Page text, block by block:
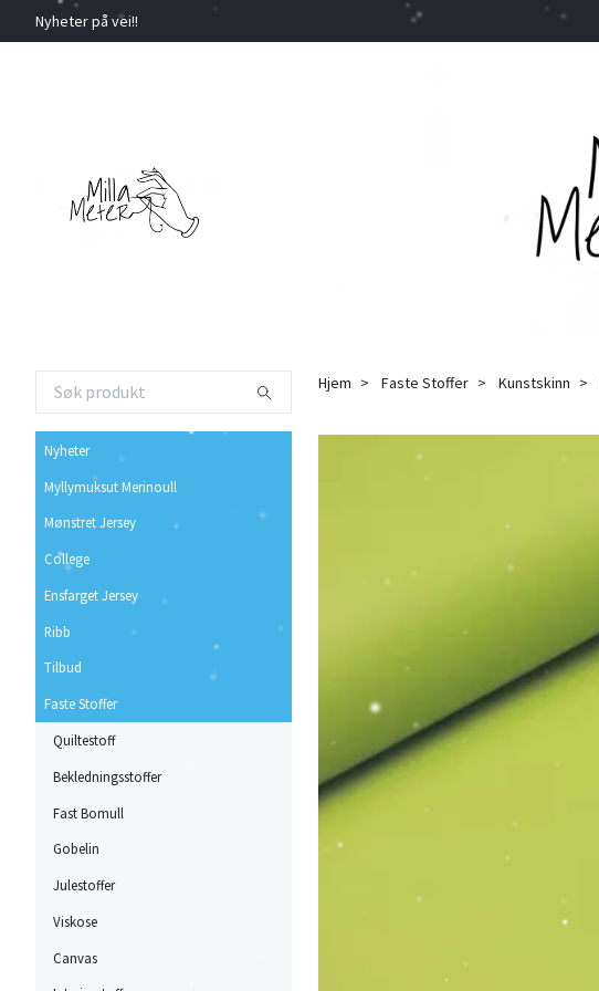
Nyheter på vei!!
Nyheter
Myllymuksut Merinoull
Mønstret Jersey
College
Ensfarget Jersey
Ribb
Tilbud
Faste Stoffer
Quiltestoff
Bekledningsstoffer
Fast Bomull
Gobelin
Julestoffer
Viskose
Canvas
Hjem Faste Stoffer Kunstskinn